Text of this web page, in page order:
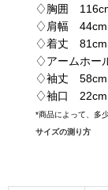
♢胸囲
♢肩幅 44cm
♢着丈 81cm
♢アームホー
♢袖丈 58cm
♢袖口 22cm
*商品によって、多
サイズの測り方